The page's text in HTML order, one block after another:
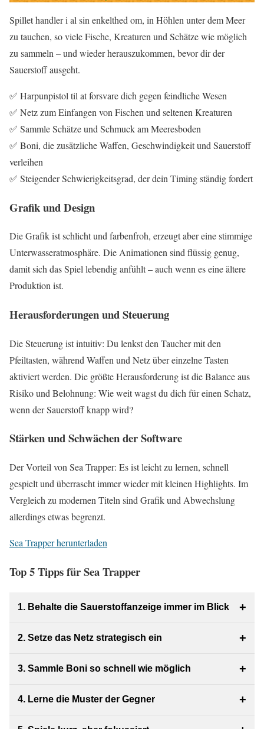
Spillet handler i al sin enkelthed om, in Höhlen unter dem Meer
zu tauchen, so viele Fische, Kreaturen und Schätze wie möglich
zu sammeln – und wieder herauszukommen, bevor dir der
Sauerstoff ausgeht.
✅ Harpunpistol til at forsvare dich gegen feindliche Wesen
✅ Netz zum Einfangen von Fischen und seltenen Kreaturen
✅ Sammle Schätze und Schmuck am Meeresboden
✅ Boni, die zusätzliche Waffen, Geschwindigkeit und Sauerstoff
verleihen
✅ Steigender Schwierigkeitsgrad, der dein Timing ständig fordert
Grafik und Design
Die Grafik ist schlicht und farbenfroh, erzeugt aber eine stimmige
Unterwasseratmosphäre. Die Animationen sind flüssig genug,
damit sich das Spiel lebendig anfühlt – auch wenn es eine ältere
Produktion ist.
Herausforderungen und Steuerung
Die Steuerung ist intuitiv: Du lenkst den Taucher mit den
Pfeiltasten, während Waffen und Netz über einzelne Tasten
aktiviert werden. Die größte Herausforderung ist die Balance aus
Risiko und Belohnung: Wie weit wagst du dich für einen Schatz,
wenn der Sauerstoff knapp wird?
Stärken und Schwächen der Software
Der Vorteil von Sea Trapper: Es ist leicht zu lernen, schnell
gespielt und überrascht immer wieder mit kleinen Highlights. Im
Vergleich zu modernen Titeln sind Grafik und Abwechslung
allerdings etwas begrenzt.
Sea Trapper herunterladen
Top 5 Tipps für Sea Trapper
1. Behalte die Sauerstoffanzeige immer im Blick +
2. Setze das Netz strategisch ein +
3. Sammle Boni so schnell wie möglich +
4. Lerne die Muster der Gegner +